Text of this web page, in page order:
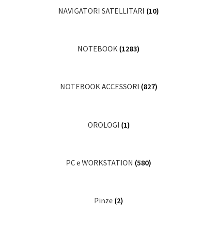
NAVIGATORI SATELLITARI (10)
NOTEBOOK (1283)
NOTEBOOK ACCESSORI (827)
OROLOGI (1)
PC e WORKSTATION (580)
Pinze (2)